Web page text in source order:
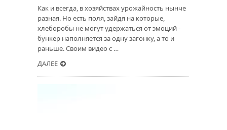
Как и всегда, в хозяйствах урожайность нынче
разная. Но есть поля, зайдя на которые,
хлеборобы не могут удержаться от эмоций -
бункер наполняется за одну загонку, а то и
раньше. Своим видео с …
ДАЛЕЕ